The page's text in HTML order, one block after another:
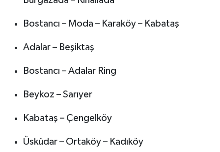
Bostancı – Moda – Karaköy – Kabataş
Adalar – Beşiktaş
Bostancı – Adalar Ring
Beykoz – Sarıyer
Kabataş – Çengelköy
Üsküdar – Ortaköy – Kadıköy